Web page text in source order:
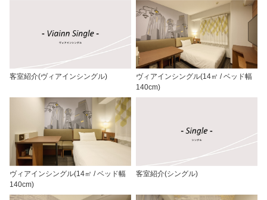
客室紹介(ヴィアインシングル)
ヴィアインシングル(14㎡ / ベッド幅
140cm)
ヴィアインシングル(14㎡ / ベッド幅
140cm)
客室紹介(シングル)